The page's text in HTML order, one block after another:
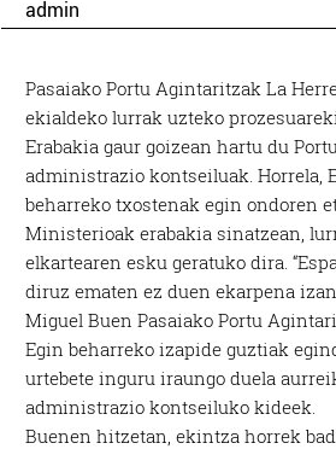
admin
Pasaiako Portu Agintaritzak La
ekialdeko lurrak uzteko
Erabakia gaur goizean hartu du
administrazio kontseiluak. Horrela,
beharreko txostenak egin ondoren
Ministerioak erabakia sinatzean,
elkartearen esku geratuko dira.
diruz ematen ez duen ekarpena
Miguel Buen Pasaiako Portu
Egin beharreko izapide guztiak
urtebete inguru iraungo duela
administrazio kontseiluko kideek.
Buenen hitzetan, ekintza horrek